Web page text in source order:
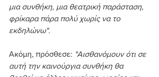
μια συνθήκη, μια θεατρική παράσταση,
φρίκαρα πάρα πολύ χωρίς να το
εκδηλώνω".
Ακόμη, πρόσθεσε: "Αισθανόμουν ότι σε
αυτή την καινούργια συνθήκη θα